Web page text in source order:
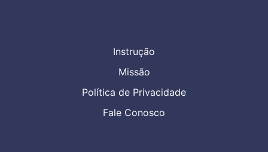
Instrução
Missão
Política de Privacidade
Fale Conosco